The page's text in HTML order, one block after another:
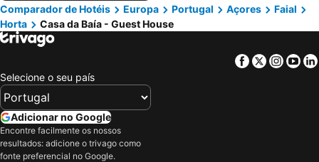
Comparador de Hotéis
Europa Portugal Açores
Faial
Horta
Casa da Baía - Guest House
Facebook
Twitter
Selecione o seu país
Adicionar no Google
Encontre facilmente os nossos
resultados: adicione o trivago como
fonte preferencial no Google.